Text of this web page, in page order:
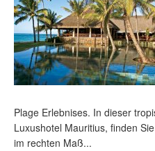
Plage Erlebnises. In dieser
Luxushotel Mauritius, finden
im rechten Maß...